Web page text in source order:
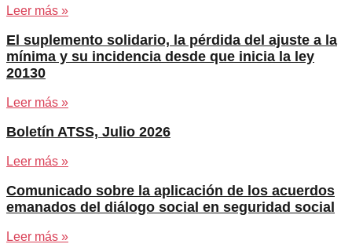
Leer más »
El suplemento solidario, la pérdida del ajuste a la
mínima y su incidencia desde que inicia la ley
20130
Leer más »
Boletín ATSS, Julio 2026
Leer más »
Comunicado sobre la aplicación de los acuerdos
emanados del diálogo social en seguridad social
Leer más »